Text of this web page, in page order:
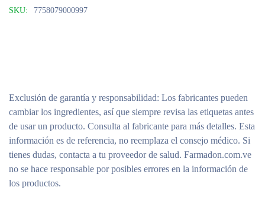
SKU:
7758079000997
Exclusión de garantía y responsabilidad: Los fabricantes pueden
cambiar los ingredientes, así que siempre revisa las etiquetas antes
de usar un producto. Consulta al fabricante para más detalles. Esta
información es de referencia, no reemplaza el consejo médico. Si
tienes dudas, contacta a tu proveedor de salud. Farmadon.com.ve
no se hace responsable por posibles errores en la información de
los productos.